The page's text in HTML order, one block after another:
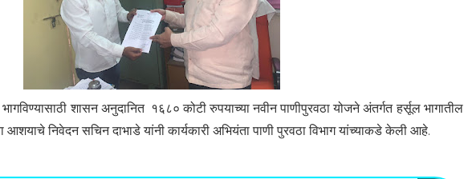
शासन अनुदानित १६८० कोटी रुपयाच्या नवीन पाणीपुरवठा योजने अंतर्गत हर्सूल भागातील
आशयाचे निवेदन सचिन दाभाडे यांनी कार्यकारी अभियंता पाणी पुरवठा विभाग यांच्याकडे केली आहे.